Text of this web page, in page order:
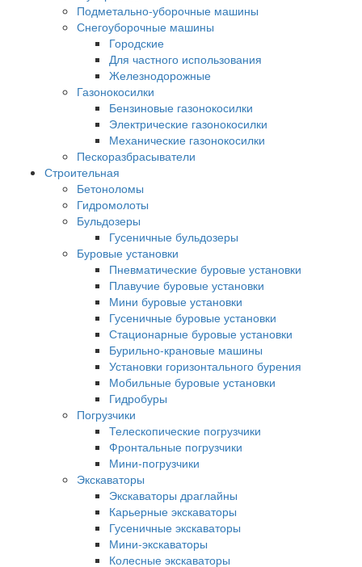
Подметально-уборочные машины
Снегоуборочные машины
Городские
Для частного использования
Железнодорожные
Газонокосилки
Бензиновые газонокосилки
Электрические газонокосилки
Механические газонокосилки
Пескоразбрасыватели
Строительная
Бетоноломы
Гидромолоты
Бульдозеры
Гусеничные бульдозеры
Буровые установки
Пневматические буровые установки
Плавучие буровые установки
Мини буровые установки
Гусеничные буровые установки
Стационарные буровые установки
Бурильно-крановые машины
Установки горизонтального бурения
Мобильные буровые установки
Гидробуры
Погрузчики
Телескопические погрузчики
Фронтальные погрузчики
Мини-погрузчики
Экскаваторы
Экскаваторы драглайны
Карьерные экскаваторы
Гусеничные экскаваторы
Мини-экскаваторы
Колесные экскаваторы